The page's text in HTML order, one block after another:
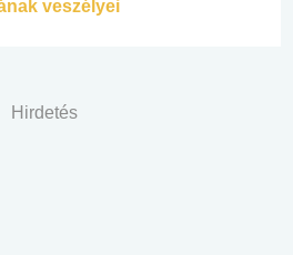
veszélyei
Hirdetés